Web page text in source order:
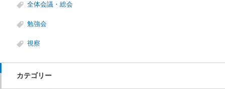
全体会議・総会
勉強会
視察
カテゴリー